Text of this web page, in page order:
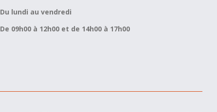
Du lundi au vendredi
De 09h00 à 12h00 et de 14h00 à 17h00